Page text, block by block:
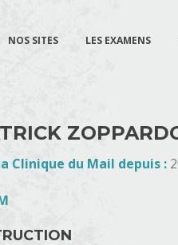
NOS SITES LES EXAMENS
Clinique du Mail depuis :